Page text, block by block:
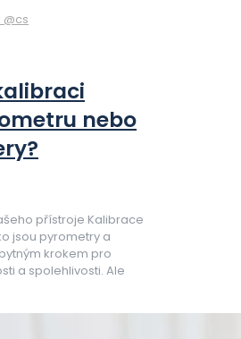
nebo
přístroje Kalibrace
jsou pyrometry a
krokem pro
a spolehlivosti. Ale